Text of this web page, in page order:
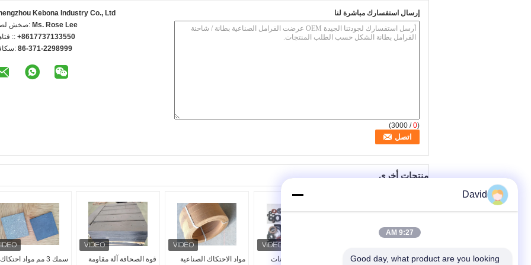
Kebona Industry Co., Ltd
اتصل Ms. Rose Lee
+8617737133550
86-371-2298999
إرسال استفسارك مباشرة لنا
(
0
/ 3000)
منتجات أخرى
سمك 3 مم مواد احتكاك قوة الصحافة آلة مقاومة مواد الاحتكاك الصناعية تخصيص شكل بطانات أجزاء الفرامل الصناعية
David
9:27 AM
Good day, what product are you looking